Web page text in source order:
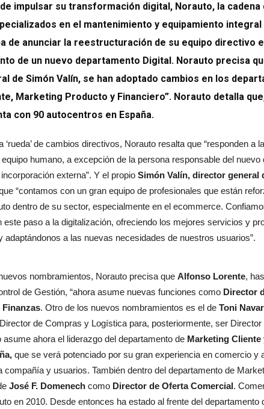
impulsar su transformación digital, Norauto, la cadena
en el mantenimiento y equipamiento integral
de anunciar la reestructuración de su equipo directivo
de un nuevo departamento Digital. Norauto precisa
de Simón Valín, se han adoptado cambios en los
Marketing Producto y Financiero”. Norauto detalla
con 90 autocentros en España.
‘rueda’ de cambios directivos, Norauto resalta que “responden a
humano, a excepción de la persona responsable del nuevo
externa”. Y el propio Simón Valín, director general
“contamos con un gran equipo de profesionales que están
dentro de su sector, especialmente en el ecommerce.
este paso a la digitalización, ofreciendo los mejores servicios y
adaptándonos a las nuevas necesidades de nuestros usuarios”.
nombramientos, Norauto precisa que Alfonso Lorente,
de Gestión, “ahora asume nuevas funciones como Director
. Otro de los nuevos nombramientos es el de Toni
de Compras y Logística para, posteriormente, ser
ahora el liderazgo del departamento de Marketing Cliente
que se verá potenciado por su gran experiencia en comercio y
compañía y usuarios. También dentro del departamento de
José F. Domenech como Director de Oferta Comercial.
en 2010. Desde entonces ha estado al frente del departamento